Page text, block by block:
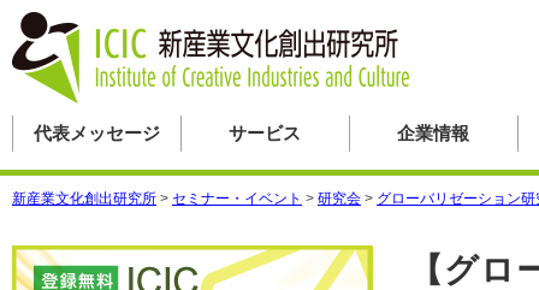
代表メッセージ サービス 企業情報
新産業文化創出研究所 > セミナー・イベント > 研究会 > グローバリゼーション研
【グ